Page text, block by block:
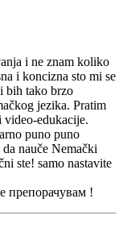
i ne znam koliko
i koncizna sto mi se
bih tako brzo
jezika. Pratim
videо-edukacije.
puno puno
nauče Nemački
ste! samo nastavite
препорачувам !